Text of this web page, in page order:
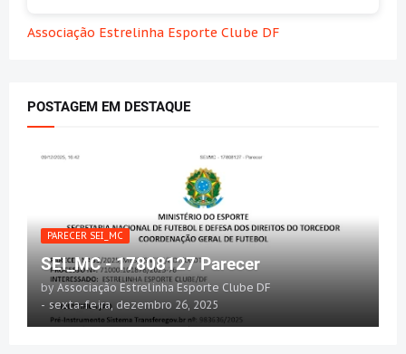
Associação Estrelinha Esporte Clube DF
POSTAGEM EM DESTAQUE
PARECER SEI_MC
SEI_MC - 17808127 Parecer
by Associação Estrelinha Esporte Clube DF
- sexta-feira, dezembro 26, 2025